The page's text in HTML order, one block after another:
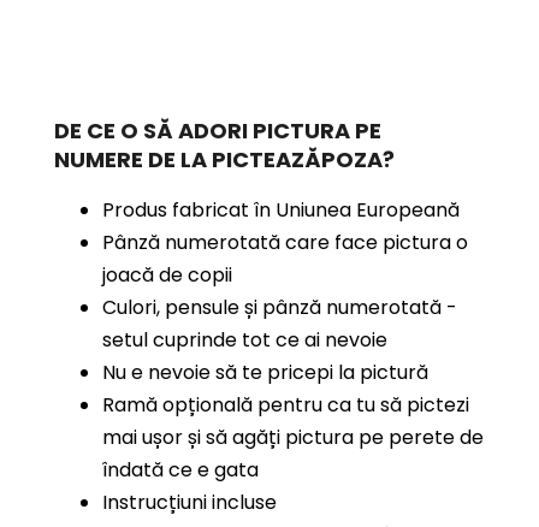
DE CE O SĂ ADORI PICTURA PE
NUMERE DE LA PICTEAZĂPOZA?
Produs fabricat în Uniunea Europeană
Pânză numerotată care face pictura o
joacă de copii
Culori, pensule și pânză numerotată -
setul cuprinde tot ce ai nevoie
Nu e nevoie să te pricepi la pictură
Ramă opțională pentru ca tu să pictezi
mai ușor și să agăți pictura pe perete de
îndată ce e gata
Instrucțiuni incluse